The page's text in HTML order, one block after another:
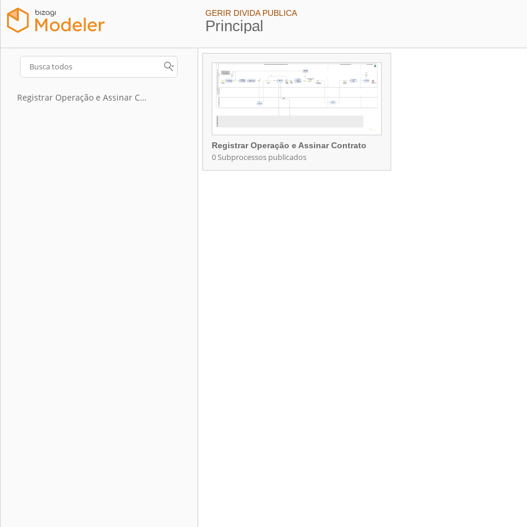
GERIR DIVIDA PUBLICA
Principal
Registrar Operação e Assinar Contrato
Registrar Operação e Assinar Contrato
0 Subprocessos publicados